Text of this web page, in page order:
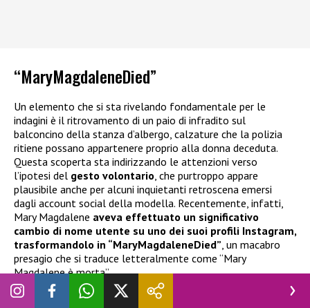
“MaryMagdaleneDied”
Un elemento che si sta rivelando fondamentale per le
indagini è il ritrovamento di un paio di infradito sul
balconcino della stanza d’albergo, calzature che la polizia
ritiene possano appartenere proprio alla donna deceduta.
Questa scoperta sta indirizzando le attenzioni verso
l’ipotesi del gesto volontario, che purtroppo appare
plausibile anche per alcuni inquietanti retroscena emersi
dagli account social della modella. Recentemente, infatti,
Mary Magdalene aveva effettuato un significativo
cambio di nome utente su uno dei suoi profili Instagram,
trasformandolo in “MaryMagdaleneDied”, un macabro
presagio che si traduce letteralmente come “Mary
Magdalene è morta”.